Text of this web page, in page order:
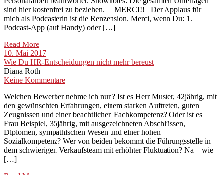
sind hier kostenfrei zu beziehen. MERCI!! Der Applaus für
mich als Podcasterin ist die Renzension. Merci, wenn Du: 1.
Podcast-App (auf Handy) oder […]
Read More
10. Mai 2017
Wie Du HR-Entscheidungen nicht mehr bereust
Diana Roth
Keine Kommentare
Welchen Bewerber nehme ich nun? Ist es Herr Muster, 42jährig, mit
den gewünschten Erfahrungen, einem starken Auftreten, guten
Zeugnissen und einer beachtlichen Fachkompetenz? Oder ist es
Frau Beispiel, 35jährig, mit ausgezeichneten Abschlüssen,
Diplomen, sympathischen Wesen und einer hohen
Sozialkompetenz? Wer von beiden bekommt die Führungsstelle in
dem schwierigen Verkaufsteam mit erhöhter Fluktuation? Na – wie
[…]